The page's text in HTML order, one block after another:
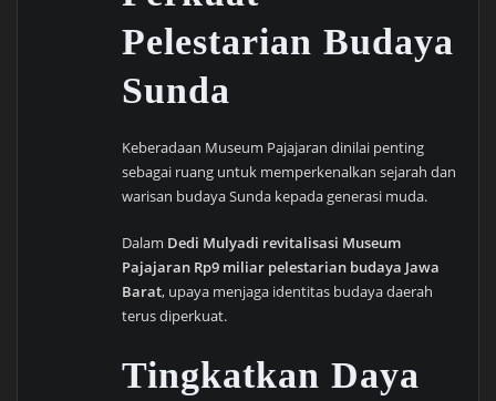
Pelestarian Budaya
Sunda
Keberadaan Museum Pajajaran dinilai penting
sebagai ruang untuk memperkenalkan sejarah dan
warisan budaya Sunda kepada generasi muda.
Dalam Dedi Mulyadi revitalisasi Museum
Pajajaran Rp9 miliar pelestarian budaya Jawa
Barat, upaya menjaga identitas budaya daerah
terus diperkuat.
Tingkatkan Daya